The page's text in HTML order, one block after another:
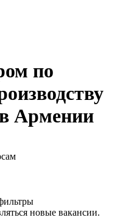
по
Армении
новые вакансии.